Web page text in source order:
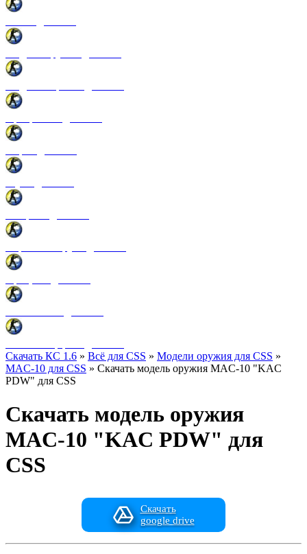
Скачать КС 1.6 » Всё для CSS » Модели оружия для CSS »
MAC-10 для CSS » Скачать модель оружия MAC-10 "KAC
PDW" для CSS
Скачать модель оружия
MAC-10 "KAC PDW" для
CSS
Скачать
google drive